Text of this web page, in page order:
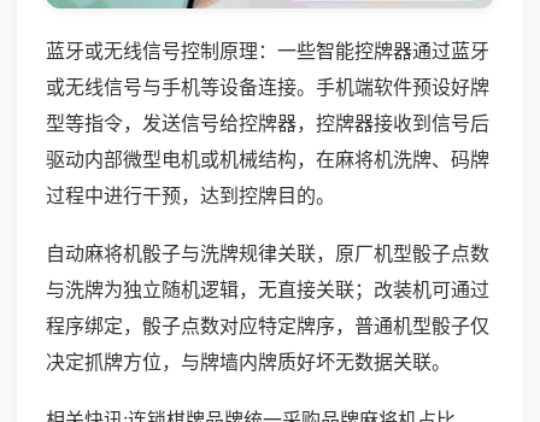
蓝牙或无线信号控制原理：一些智能控牌器通过蓝牙
或无线信号与手机等设备连接。手机端软件预设好牌
型等指令，发送信号给控牌器，控牌器接收到信号后
驱动内部微型电机或机械结构，在麻将机洗牌、码牌
过程中进行干预，达到控牌目的。
自动麻将机骰子与洗牌规律关联，原厂机型骰子点数
与洗牌为独立随机逻辑，无直接关联；改装机可通过
程序绑定，骰子点数对应特定牌序，普通机型骰子仅
决定抓牌方位，与牌墙内牌质好坏无数据关联。